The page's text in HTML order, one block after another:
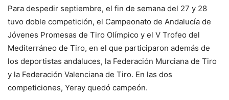
Para despedir septiembre, el fin de semana del 27 y 28
tuvo doble competición, el Campeonato de Andalucía de
Jóvenes Promesas de Tiro Olímpico y el V Trofeo del
Mediterráneo de Tiro, en el que participaron además de
los deportistas andaluces, la Federación Murciana de Tiro
y la Federación Valenciana de Tiro. En las dos
competiciones, Yeray quedó campeón.